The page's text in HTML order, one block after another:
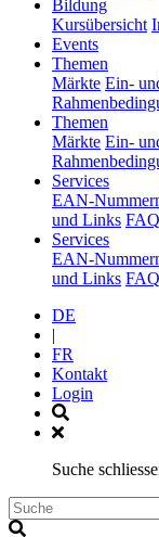
Bildung(current)
Kursübersicht
Events(current)
Themen
Märkte Ein-
Themen
Märkte Ein-
Services(current)
EAN-
und Links FAQ
Services(current)
EAN-
und Links FAQ
DE
|
FR
Kontakt
Login
Suche